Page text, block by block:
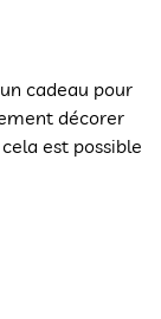
cadeau pour
décorer
est possible